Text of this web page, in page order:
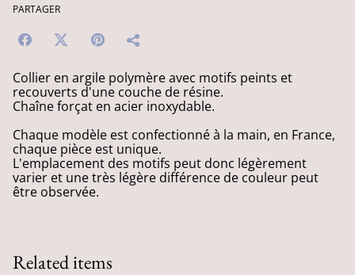
PARTAGER
Collier en argile polymère avec motifs peints et
recouverts d'une couche de résine.
Chaîne forçat en acier inoxydable.
Chaque modèle est confectionné à la main, en France,
chaque pièce est unique.
L'emplacement des motifs peut donc légèrement
varier et une très légère différence de couleur peut
être observée.
Related items